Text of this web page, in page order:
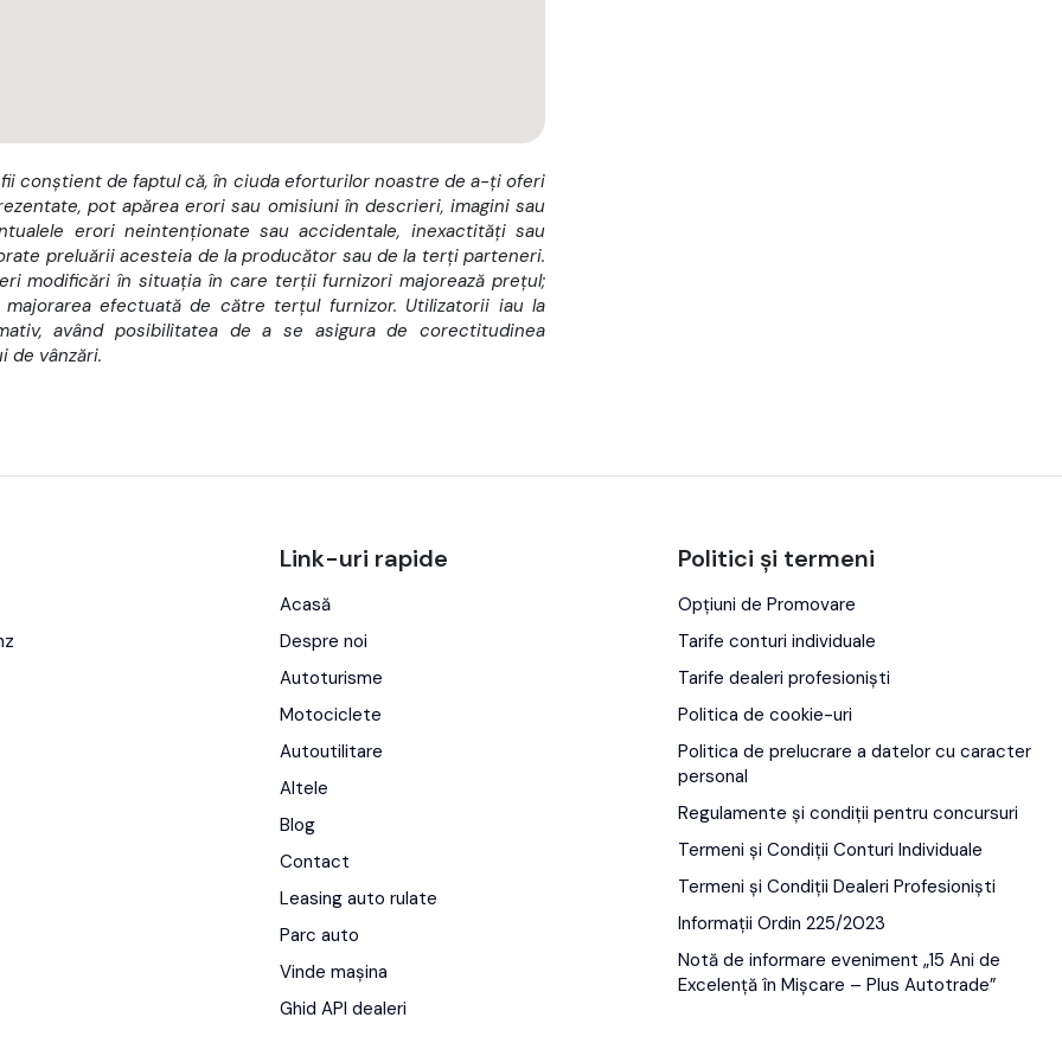
contact prin mail office@autogeist.ro sau telefonic la
au caracter informativ, totodată pot exista greșeli cu caracter
dotări, etc.). Astfel, pentru informații exacte sau detalii
conștient de faptul că, în ciuda eforturilor noastre de a-ți oferi
pot apărea erori sau omisiuni în descrieri, imagini sau
erori neintenționate sau accidentale, inexactități sau
preluării acesteia de la producător sau de la terți parteneri.
modificări în situația în care terții furnizori majorează prețul;
efectuată de către terțul furnizor. Utilizatorii iau la
având posibilitatea de a se asigura de corectitudinea
de vânzări.
Link-uri rapide
Acasă
Despre noi
Autoturisme
Motociclete
Autoutilitare
Altele
Blog
Contact
Leasing auto rulate
Parc auto
Vinde mașina
Ghid API dealeri
Politici și termeni
Opțiuni de Promovare
Tarife conturi individuale
Tarife dealeri profesioniști
Politica de cookie-uri
Politica de prelucrare a datelor cu caracter
personal
Regulamente și condiții pentru concursuri
Termeni și Condiții Conturi Individuale
Termeni și Condiții Dealeri Profesioniști
Informații Ordin 225/2023
Notă de informare eveniment „15 Ani de
Excelență în Mișcare – Plus Autotrade”